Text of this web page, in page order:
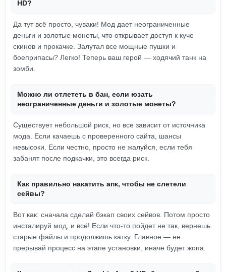
HD?
Да тут всё просто, чуваки! Мод дает неограниченные
деньги и золотые монеты, что открывает доступ к куче
скинов и прокачке. Залутал все мощные пушки и
боеприпасы? Легко! Теперь ваш герой — ходячий танк на
зомби.
Можно ли отлететь в бан, если юзать
неограниченные деньги и золотые монеты?
Существует небольшой риск, но все зависит от источника
мода. Если качаешь с проверенного сайта, шансы
невысоки. Если честно, просто не жалуйся, если тебя
забанят после подкачки, это всегда риск.
Как правильно накатить апк, чтобы не слетели
сейвы?
Вот как: сначала сделай бэкап своих сейвов. Потом просто
инсталируй мод, и всё! Если что-то пойдет не так, вернешь
старые файлы и продолжишь катку. Главное — не
прерывай процесс на этапе установки, иначе будет жопа.